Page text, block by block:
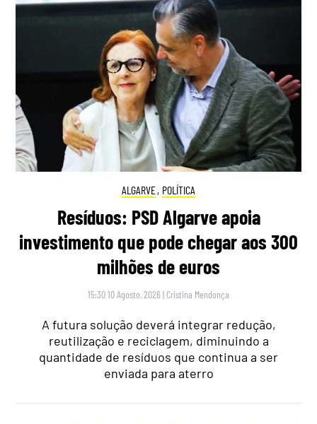
ALGARVE, POLÍTICA
Resíduos: PSD Algarve apoia
investimento que pode chegar aos 300
milhões de euros
15:30 10 Agosto, 2026 | Cristina Mendonça
A futura solução deverá integrar redução,
reutilização e reciclagem, diminuindo a
quantidade de resíduos que continua a ser
enviada para aterro